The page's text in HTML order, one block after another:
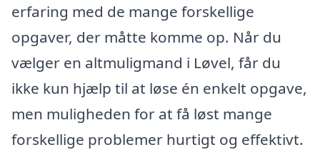
erfaring med de mange forskellige
opgaver, der måtte komme op. Når du
vælger en altmuligmand i Løvel, får du
ikke kun hjælp til at løse én enkelt opgave,
men muligheden for at få løst mange
forskellige problemer hurtigt og effektivt.